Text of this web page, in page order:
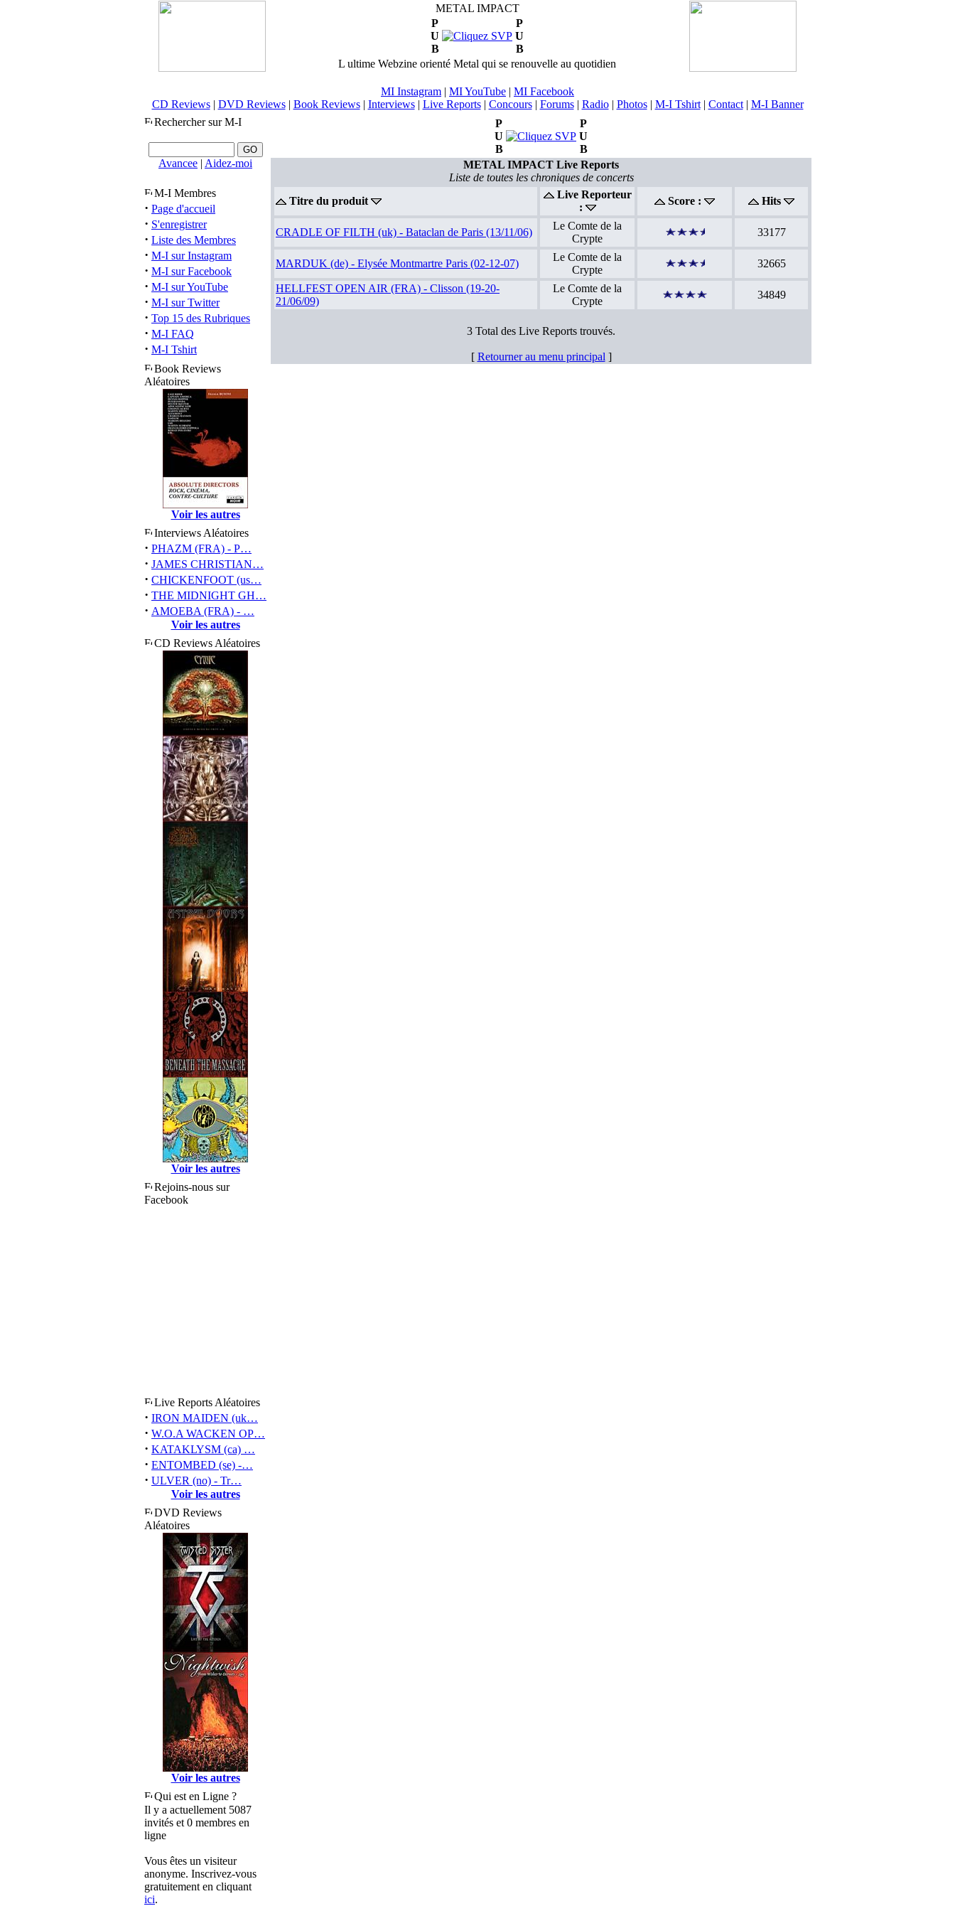
METAL IMPACT
P
U
B
P
U
B
L ultime Webzine orienté Metal qui se renouvelle au quotidien
MI Instagram | MI YouTube | MI Facebook
CD Reviews| DVD Reviews| Book Reviews| Interviews| Live Reports| Concours| Forums| Radio| Photos| M-I Tshirt| Contact| M-I Banner
Rechercher sur M-I
Avancee | Aidez-moi
M-I Membres
· Page d'accueil
· S'enregistrer
· Liste des Membres
· M-I sur Instagram
· M-I sur Facebook
· M-I sur YouTube
· M-I sur Twitter
· Top 15 des Rubriques
· M-I FAQ
· M-I Tshirt
Book Reviews
Aléatoires
Voir les autres
Interviews Aléatoires
· PHAZM (FRA) - P…
· JAMES CHRISTIAN…
· CHICKENFOOT (us…
· THE MIDNIGHT GH…
· AMOEBA (FRA) - …
Voir les autres
CD Reviews Aléatoires
Voir les autres
Rejoins-nous sur
Facebook
Live Reports Aléatoires
· IRON MAIDEN (uk…
· W.O.A WACKEN OP…
· KATAKLYSM (ca) …
· ENTOMBED (se) -…
· ULVER (no) - Tr…
Voir les autres
DVD Reviews
Aléatoires
Voir les autres
Qui est en Ligne ?
Il y a actuellement 5087
invités et 0 membres en
ligne
Vous êtes un visiteur
anonyme. Inscrivez-vous
gratuitement en cliquant
ici.
P
U
B
P
U
B
METAL IMPACT Live Reports
Liste de toutes les chroniques de concerts
Titre du produit
Live Reporteur
:
Score : Hits
CRADLE OF FILTH (uk) - Bataclan de Paris (13/11/06)
Le Comte de la
Crypte
33177
MARDUK (de) - Elysée Montmartre Paris (02-12-07)
Le Comte de la
Crypte
32665
HELLFEST OPEN AIR (FRA) - Clisson (19-20-
21/06/09)
Le Comte de la
Crypte
34849
3 Total des Live Reports trouvés.
[ Retourner au menu principal ]